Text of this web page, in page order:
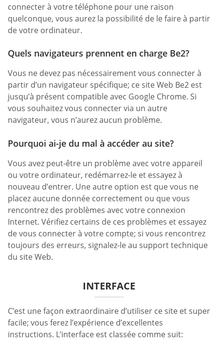
connecter à votre téléphone pour une raison
quelconque, vous aurez la possibilité de le faire à partir
de votre ordinateur.
Quels navigateurs prennent en charge Be2?
Vous ne devez pas nécessairement vous connecter à
partir d’un navigateur spécifique; ce site Web Be2 est
jusqu’à présent compatible avec Google Chrome. Si
vous souhaitez vous connecter via un autre
navigateur, vous n’aurez aucun problème.
Pourquoi ai-je du mal à accéder au site?
Vous avez peut-être un problème avec votre appareil
ou votre ordinateur, redémarrez-le et essayez à
nouveau d’entrer. Une autre option est que vous ne
placez aucune donnée correctement ou que vous
rencontrez des problèmes avec votre connexion
Internet. Vérifiez certains de ces problèmes et essayez
de vous connecter à votre compte; si vous rencontrez
toujours des erreurs, signalez-le au support technique
du site Web.
INTERFACE
C’est une façon extraordinaire d’utiliser ce site et super
facile; vous ferez l’expérience d’excellentes
instructions. L’interface est classée comme suit: